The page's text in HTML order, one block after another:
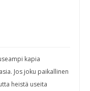
kapia
Jos joku paikallinen
heistä useita